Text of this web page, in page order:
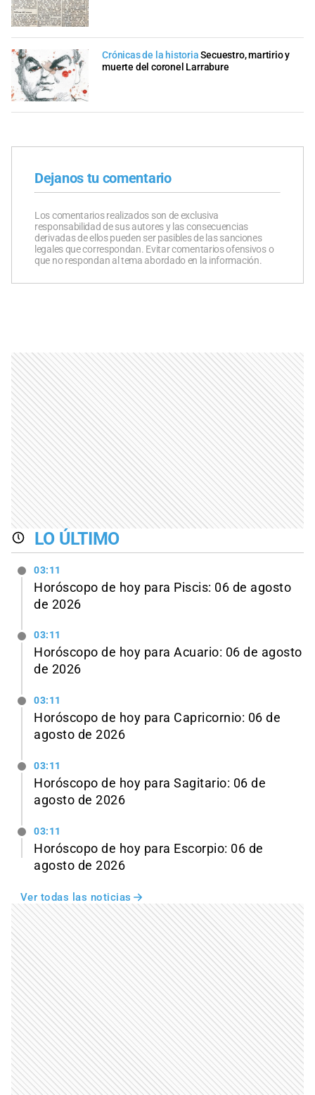
Crónicas de la historia Secuestro, martirio y
muerte del coronel Larrabure
Dejanos tu comentario
Los comentarios realizados son de exclusiva
responsabilidad de sus autores y las consecuencias
derivadas de ellos pueden ser pasibles de las sanciones
legales que correspondan. Evitar comentarios ofensivos o
que no respondan al tema abordado en la información.
LO ÚLTIMO
03:11
Horóscopo de hoy para Piscis: 06 de agosto
de 2026
03:11
Horóscopo de hoy para Acuario: 06 de agosto
de 2026
03:11
Horóscopo de hoy para Capricornio: 06 de
agosto de 2026
03:11
Horóscopo de hoy para Sagitario: 06 de
agosto de 2026
03:11
Horóscopo de hoy para Escorpio: 06 de
agosto de 2026
Ver todas las noticias